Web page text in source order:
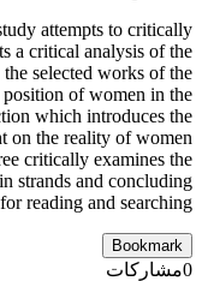
attempts to critically
a critical analysis of the
selected works of the
of women in the
which introduces the
on the reality of women
critically examines the
strands and concluding
reading and searching.
Bookmark
0مشاركات